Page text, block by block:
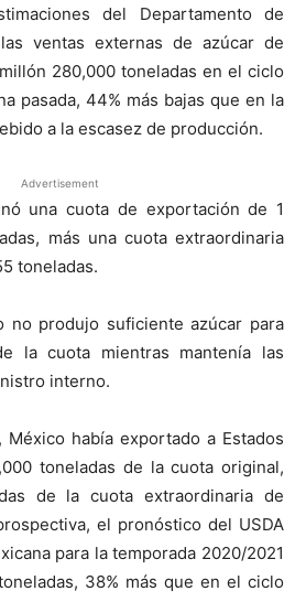
del Departamento de
ventas externas de azúcar de
280,000 toneladas en el ciclo
pasada, 44% más bajas que en la
a la escasez de producción.
Advertisement
una cuota de exportación de 1
más una cuota extraordinaria
toneladas.
no produjo suficiente azúcar para
la cuota mientras mantenía las
interno.
había exportado a Estados
toneladas de la cuota original,
de la cuota extraordinaria de
el pronóstico del USDA
para la temporada 2020/2021
38% más que en el ciclo